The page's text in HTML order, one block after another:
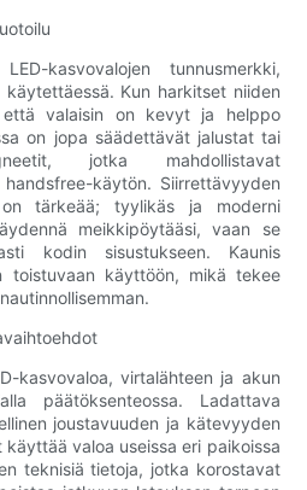
kasvovalojen tunnusmerkki,
Kun harkitset niiden
että valaisin on kevyt ja helppo
on jopa säädettävät jalustat tai
jotka mahdollistavat
käytön. Siirrettävyyden
tärkeää; tyylikäs ja moderni
meikkipöytääsi, vaan se
kodin sisustukseen. Kaunis
toistuvaan käyttöön, mikä tekee
kasvovaloa, virtalähteen ja akun
päätöksenteossa. Ladattava
joustavuuden ja kätevyyden
valoa useissa eri paikoissa
teknisiä tietoja, jotka korostavat